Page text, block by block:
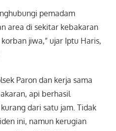
pemadam
area di sekitar kebakaran
jiwa,” ujar Iptu Haris,
Paron dan kerja sama
api berhasil
dari satu jam. Tidak
ini, namun kerugian